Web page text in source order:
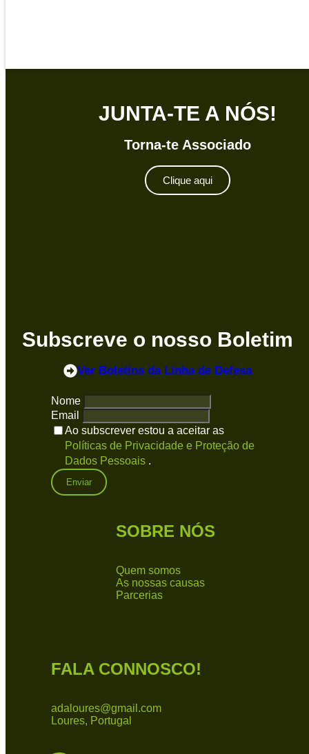
JUNTA-TE A NÓS!
Torna-te Associado
Clique aqui
Subscreve o nosso Boletim
Ver Boletins da Linha de Defesa
Nome
Email
Ao subscrever estou a aceitar as
Políticas de Privacidade e Proteção de
Dados Pessoais .
SOBRE NÓS
Quem somos
As nossas causas
Parcerias
FALA CONNOSCO!
adaloures@gmail.com
Loures, Portugal